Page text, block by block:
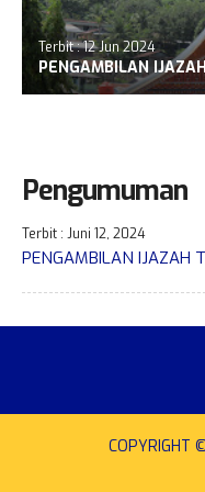
Terbit : 12 Jun 2024
PENGAMBILAN
Pengumuman
Terbit : Juni 12, 2024
PENGAMBILAN IJAZAH
COPYRIGHT